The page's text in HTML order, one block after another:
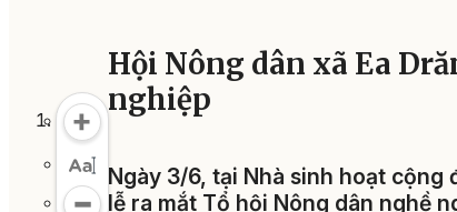
Hội Nông dân xã Ea
nghiệp
Ngày 3/6, tại Nhà sinh hoạt cộng
lễ ra mắt Tổ hội Nông dân nghề